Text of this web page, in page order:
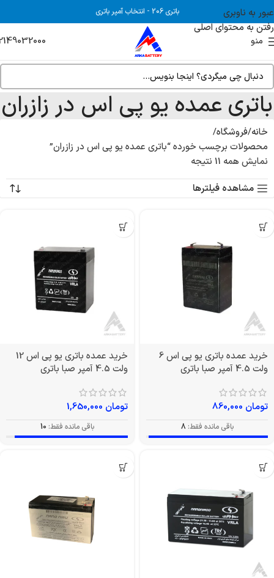
عبور به ناوبری
رفتن به محتوای اصلی
باتری 206 - انتخاب آمپر باتری
منو
باتری عمده یو پی اس در زازران
خانه فروشگاه
محصولات برچسب خورده “باتری عمده یو پی اس در زازران”
نمایش همه 11 نتیجه
مشاهده فیلترها
خرید عمده باتری یو پی اس 6
ولت 4.5 آمپر صبا باتری
تومان
باقی مانده فقط: 8
خرید عمده باتری یو پی اس 12
ولت 4.5 آمپر صبا باتری
تومان
باقی مانده فقط: 10